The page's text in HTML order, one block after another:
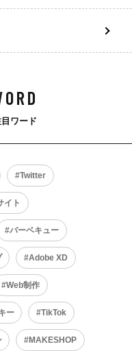
ワード
Twitter
イト
バーベキュー
Adobe XD
Web制作
ー TikTok
MAKESHOP